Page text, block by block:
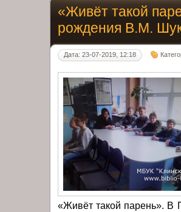
«Живёт такой
рождения В.М.
Дата: 23-07-2019, 12:18
«Живёт такой парень». В